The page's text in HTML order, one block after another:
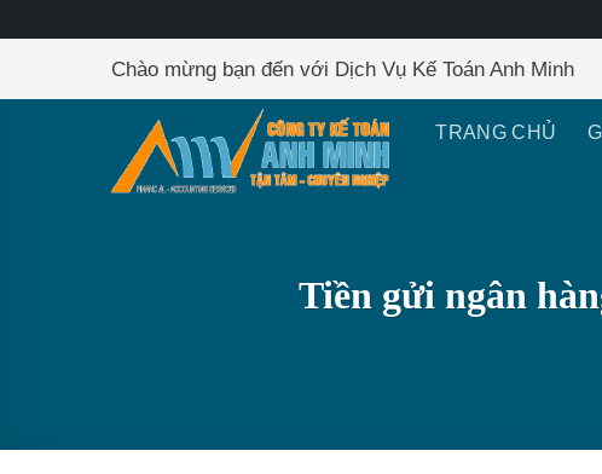
Chào mừng bạn đến với Dịch Vụ Kế Toán Anh Minh
TRANG CHỦ
Tiền gửi ngân